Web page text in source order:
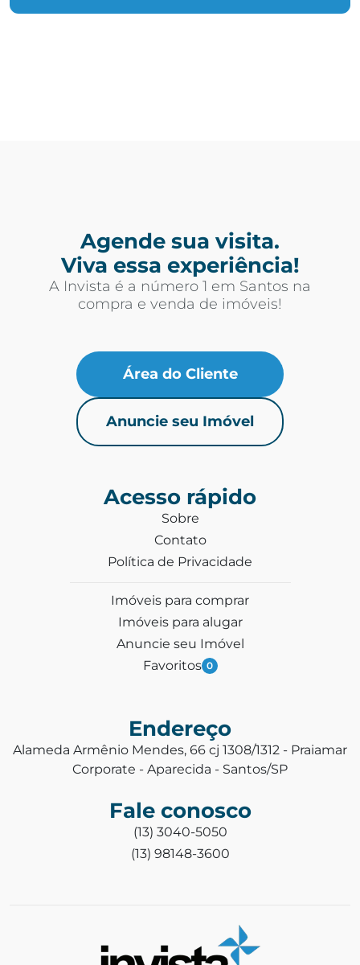
Agende sua visita.
Viva essa experiência!
A Invista é a número 1 em Santos na
compra e venda de imóveis!
Área do Cliente
Anuncie seu Imóvel
Acesso rápido
Sobre
Contato
Política de Privacidade
Imóveis para comprar
Imóveis para alugar
Anuncie seu Imóvel
Favoritos 0
Endereço
Alameda Armênio Mendes, 66 cj 1308/1312 - Praiamar
Corporate - Aparecida - Santos/SP
Fale conosco
(13) 3040-5050
(13) 98148-3600